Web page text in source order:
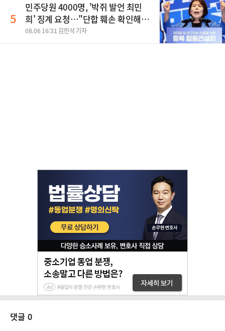
5
민주당원 4000명, '박쥐 발언 최민
희' 징계 요청…"단합 훼손 확인해
야"
08.06 16:31 김민석 기자
댓글 0